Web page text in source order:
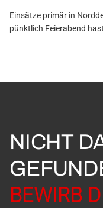
Einsätze primär in
pünktlich Feierabend
NICHT
BEWIRB